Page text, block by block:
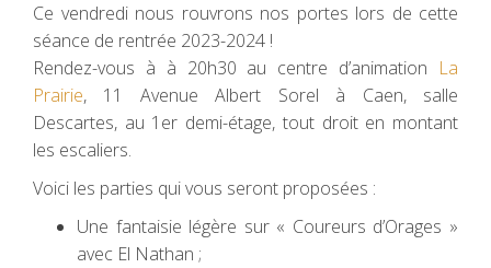
Ce vendredi nous rouvrons nos portes lors de cette
séance de rentrée 2023-2024 !
Rendez-vous à à 20h30 au centre d’animation La
Prairie, 11 Avenue Albert Sorel à Caen, salle
Descartes, au 1er demi-étage, tout droit en montant
les escaliers.
Voici les parties qui vous seront proposées :
Une fantaisie légère sur « Coureurs d’Orages »
avec El Nathan ;